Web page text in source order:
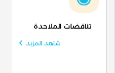
تناقضات الملاحدة
شاهد المزيد